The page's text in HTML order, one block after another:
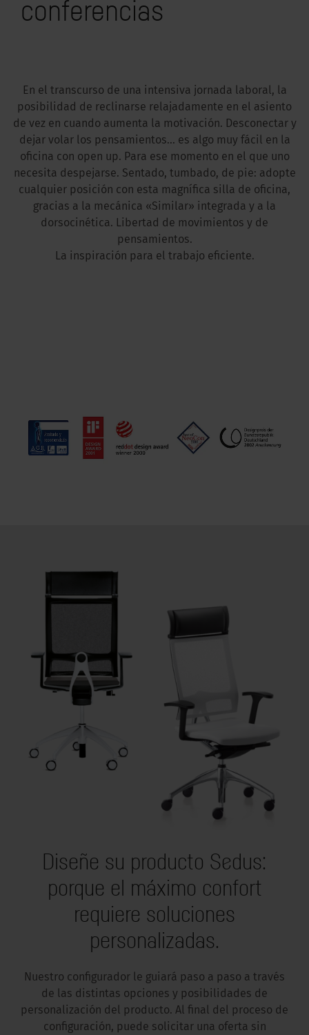
conferencias
En el transcurso de una intensiva jornada laboral, la
posibilidad de reclinarse relajadamente en el asiento
de vez en cuando aumenta la motivación. Desconectar y
dejar volar los pensamientos... es algo muy fácil en la
oficina con open up. Para ese momento en el que uno
necesita despejarse. Sentado, tumbado, de pie: adopte
cualquier posición con esta magnífica silla de oficina,
gracias a la mecánica «Similar» integrada y a la
dorsocinética. Libertad de movimientos y de
pensamientos.
La inspiración para el trabajo eficiente.
Diseñe su producto Sedus:
porque el máximo confort
requiere soluciones
personalizadas.
Nuestro configurador le guiará paso a paso a través
de las distintas opciones y posibilidades de
personalización del producto. Al final del proceso de
configuración, puede solicitar una oferta sin